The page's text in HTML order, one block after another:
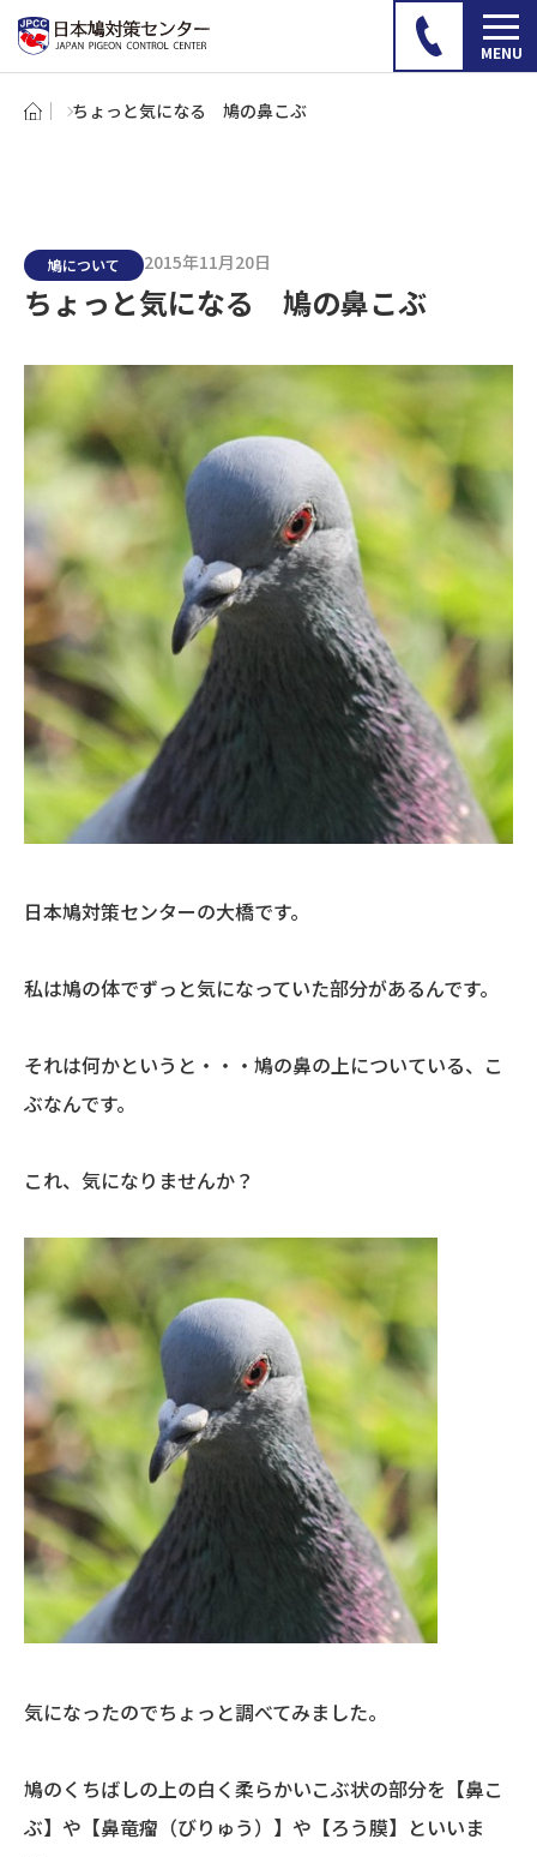
ちょっと気になる 鳩の鼻こぶ
鳩について 2015年11月20日
ちょっと気になる 鳩の鼻こぶ
日本鳩対策センターの大橋です。
私は鳩の体でずっと気になっていた部分があるんです。
それは何かというと・・・鳩の鼻の上についている、こ
ぶなんです。
これ、気になりませんか？
気になったのでちょっと調べてみました。
鳩のくちばしの上の白く柔らかいこぶ状の部分を【鼻こ
ぶ】や【鼻竜瘤（びりゅう）】や【ろう膜】といいま